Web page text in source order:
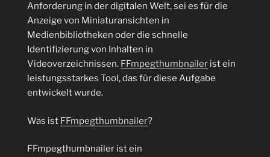
Anforderung in der digitalen Welt, sei es für die
Anzeige von Miniaturansichten in
Medienbibliotheken oder die schnelle
Identifizierung von Inhalten in
Videoverzeichnissen. FFmpegthumbnailer ist ein
leistungsstarkes Tool, das für diese Aufgabe
entwickelt wurde.
Was ist FFmpegthumbnailer?
FFmpegthumbnailer ist ein